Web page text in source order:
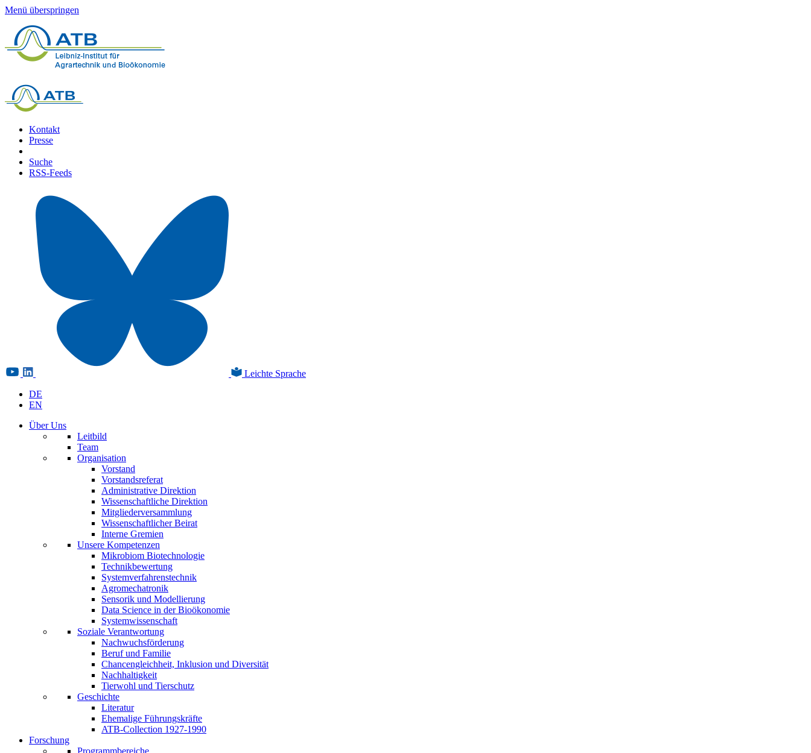
Menü überspringen
Kontakt
Presse
Suche
RSS-Feeds
Leichte Sprache
DE
EN
Über Uns
Leitbild
Team
Organisation
Vorstand
Vorstandsreferat
Administrative Direktion
Wissenschaftliche Direktion
Mitgliederversammlung
Wissenschaftlicher Beirat
Interne Gremien
Unsere Kompetenzen
Mikrobiom Biotechnologie
Technikbewertung
Systemverfahrenstechnik
Agromechatronik
Sensorik und Modellierung
Data Science in der Bioökonomie
Systemwissenschaft
Soziale Verantwortung
Nachwuchsförderung
Beruf und Familie
Chancengleichheit, Inklusion und Diversität
Nachhaltigkeit
Tierwohl und Tierschutz
Geschichte
Literatur
Ehemalige Führungskräfte
ATB-Collection 1927-1990
Forschung
Programmbereiche